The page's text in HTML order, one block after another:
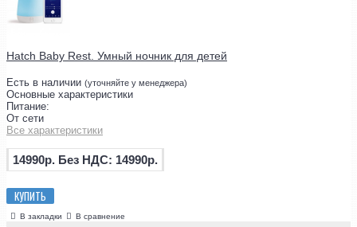
Hatch Baby Rest. Умный ночник для детей
Есть в наличии (уточняйте у менеджера)
Основные характеристики
Питание:
От сети
Все характеристики
14990р. Без НДС: 14990р.
КУПИТЬ
В закладки В сравнение